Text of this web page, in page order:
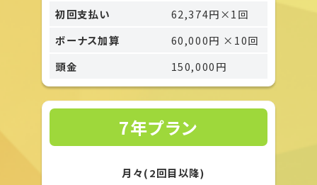
初回支払い
62,374円×1回
ボーナス加算
60,000円 ×10回
頭金
150,000円
7年プラン
月々(2回目以降)